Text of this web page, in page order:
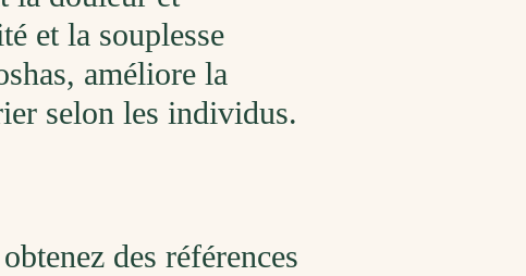
et la souplesse
améliore la
selon les individus.
des références